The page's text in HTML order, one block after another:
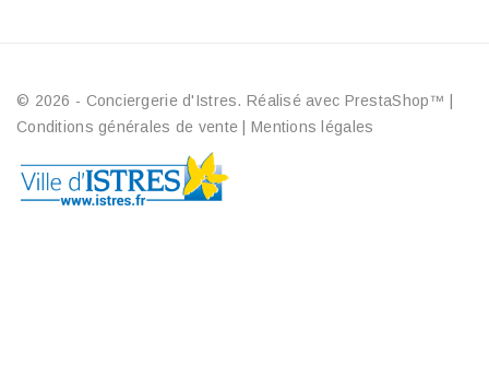
© 2026 - Conciergerie d'Istres. Réalisé avec PrestaShop™
Conditions générales de vente
Mentions légales